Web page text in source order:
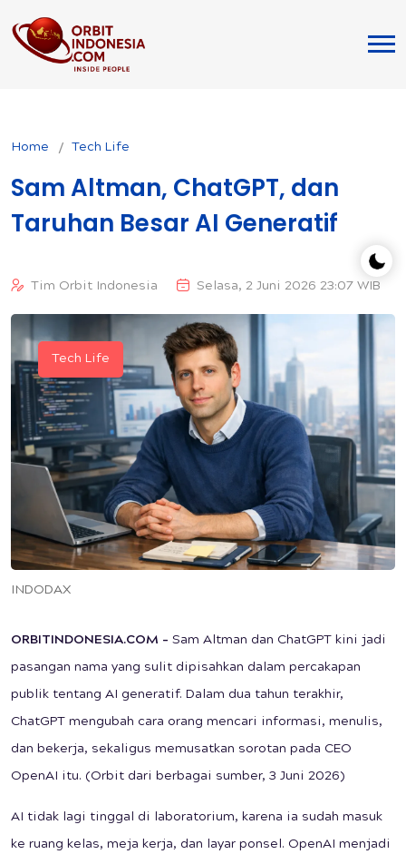
Home Tech Life
Sam Altman, ChatGPT, dan
Taruhan Besar AI Generatif
Tim Orbit Indonesia Selasa, 2 Juni 2026 23:07 WIB
INDODAX
Tech Life
ORBITINDONESIA.COM – Sam Altman dan ChatGPT kini jadi
pasangan nama yang sulit dipisahkan dalam percakapan
publik tentang AI generatif. Dalam dua tahun terakhir,
ChatGPT mengubah cara orang mencari informasi, menulis,
dan bekerja, sekaligus memusatkan sorotan pada CEO
OpenAI itu. (Orbit dari berbagai sumber, 3 Juni 2026)
AI tidak lagi tinggal di laboratorium, karena ia sudah masuk
ke ruang kelas, meja kerja, dan layar ponsel. OpenAI menjadi